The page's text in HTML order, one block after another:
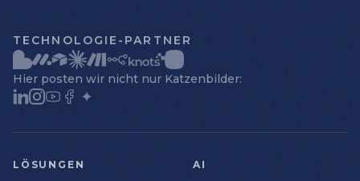
TECHNOLOGIE-PARTNER
Hier posten wir nicht nur Katzenbilder:
LÖSUNGEN AI